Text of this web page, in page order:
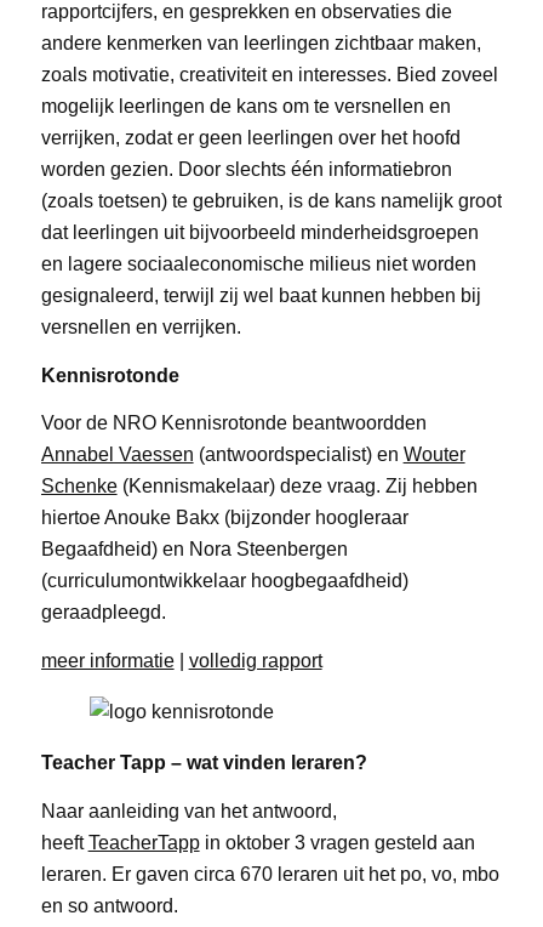
rapportcijfers, en gesprekken en observaties die
andere kenmerken van leerlingen zichtbaar maken,
zoals motivatie, creativiteit en interesses. Bied zoveel
mogelijk leerlingen de kans om te versnellen en
verrijken, zodat er geen leerlingen over het hoofd
worden gezien. Door slechts één informatiebron
(zoals toetsen) te gebruiken, is de kans namelijk groot
dat leerlingen uit bijvoorbeeld minderheidsgroepen
en lagere sociaaleconomische milieus niet worden
gesignaleerd, terwijl zij wel baat kunnen hebben bij
versnellen en verrijken.
Kennisrotonde
Voor de NRO Kennisrotonde beantwoordden
Annabel Vaessen (antwoordspecialist) en Wouter
Schenke(Kennismakelaar) deze vraag. Zij hebben
hiertoe Anouke Bakx (bijzonder hoogleraar
Begaafdheid) en Nora Steenbergen
(curriculumontwikkelaar hoogbegaafdheid)
geraadpleegd.
meer informatie| volledig rapport
Teacher Tapp – wat vinden leraren?
Naar aanleiding van het antwoord,
heeftTeacherTappin oktober 3 vragen gesteld aan
leraren. Er gaven circa 670 leraren uit het po, vo, mbo
en so antwoord.